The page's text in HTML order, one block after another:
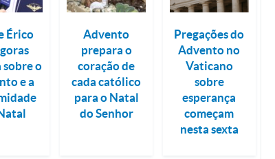
Érico
sobre o
e a
Advento
prepara o
coração de
cada católico
para o Natal
do Senhor
Pregações do
Advento no
Vaticano
sobre
esperança
começam
nesta sexta